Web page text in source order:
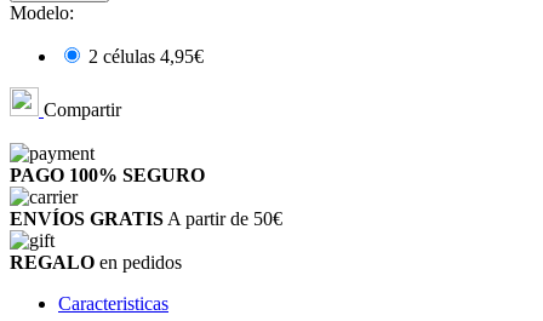
Modelo:
2 células 4,95€
Compartir
PAGO 100% SEGURO
ENVÍOS GRATIS A partir de 50€
REGALO en pedidos
Caracteristicas